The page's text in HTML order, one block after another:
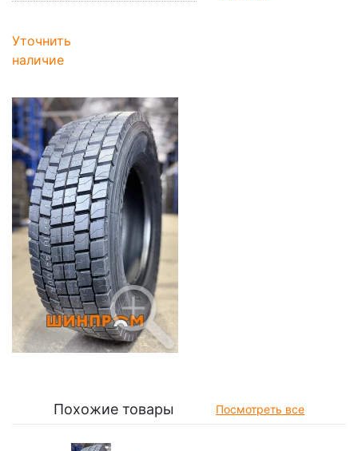
Уточнить
наличие
Похожие товары Посмотреть все